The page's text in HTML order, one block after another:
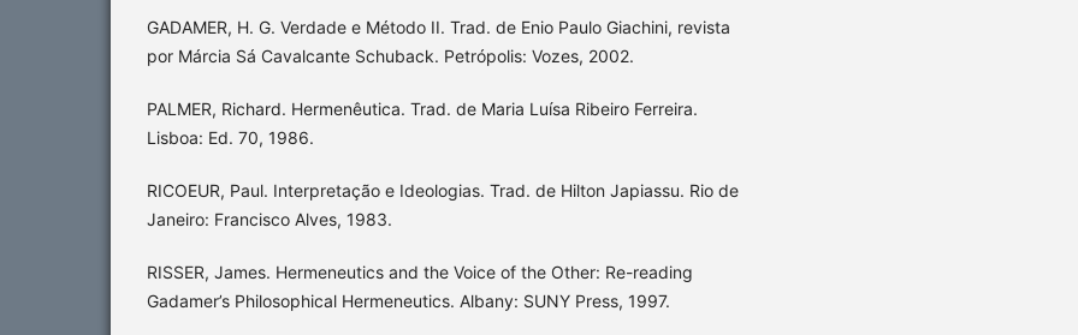
GADAMER, H. G. Verdade e Método II. Trad. de Enio Paulo Giachini, revista
por Márcia Sá Cavalcante Schuback. Petrópolis: Vozes, 2002.
PALMER, Richard. Hermenêutica. Trad. de Maria Luísa Ribeiro Ferreira.
Lisboa: Ed. 70, 1986.
RICOEUR, Paul. Interpretação e Ideologias. Trad. de Hilton Japiassu. Rio de
Janeiro: Francisco Alves, 1983.
RISSER, James. Hermeneutics and the Voice of the Other: Re-reading
Gadamer’s Philosophical Hermeneutics. Albany: SUNY Press, 1997.